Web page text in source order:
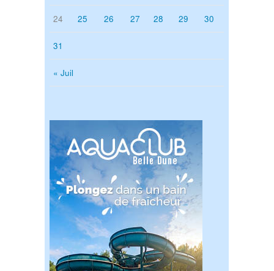
« Juil
24 25 26 27 28 29 30
31